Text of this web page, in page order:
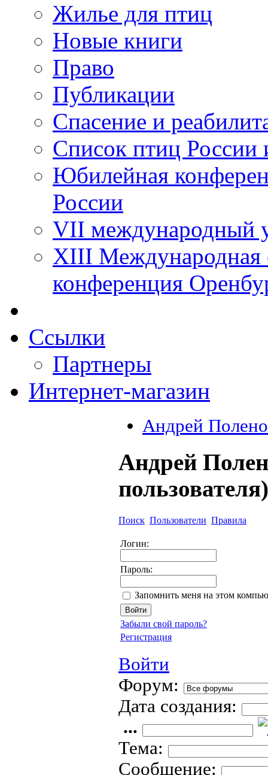
Жилье для птиц
Новые книги
Право
Публикации
Спасение и
Список птиц России
Юбилейная
России
VII международный
XIII Международная
конференция
Ссылки
Партнеры
Интернет-магазин
Андрей
Андрей
пользователя)
Поиск Пользователи Правила
Логин:
Пароль:
Запомнить меня на этом
Забыли свой пароль?
Регистрация
Войти
Форум:
Дата создания:
...
Тема:
Сообщение: